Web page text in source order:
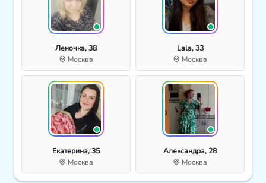
Леночка, 38
Москва
Lala, 33
Москва
Екатерина, 35
Москва
Александра, 28
Москва